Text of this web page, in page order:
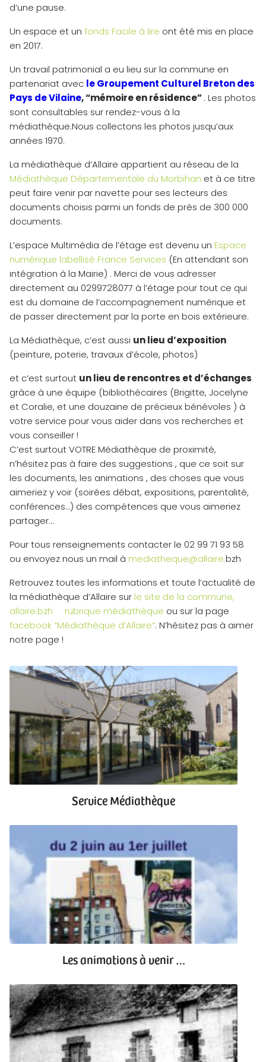
d’une pause.
Un espace et un fonds Facile à lire ont été mis en place
en 2017.
Un travail patrimonial a eu lieu sur la commune en
partenariat avec le Groupement Culturel Breton des
Pays de Vilaine, “mémoire en résidence”. Les photos
sont consultables sur rendez-vous à la
médiathèque.Nous collectons les photos jusqu’aux
années 1970.
La médiathèque d’Allaire appartient au réseau de la
Médiathèque Départementale du Morbihan et à ce titre
peut faire venir par navette pour ses lecteurs des
documents choisis parmi un fonds de près de 300 000
documents.
L’espace Multimédia de l’étage est devenu un Espace
numérique labellisé France Services (En attendant son
intégration à la Mairie) . Merci de vous adresser
directement au 0299728077 à l’étage pour tout ce qui
est du domaine de l’accompagnement numérique et
de passer directement par la porte en bois extérieure.
La Médiathèque, c’est aussi un lieu d’exposition
(peinture, poterie, travaux d’école, photos)
et c’est surtout un lieu de rencontres et d’échanges
grâce à une équipe (bibliothécaires (Brigitte, Jocelyne
et Coralie, et une douzaine de précieux bénévoles ) à
votre service pour vous aider dans vos recherches et
vous conseiller !
C’est surtout VOTRE Médiathèque de proximité,
n’hésitez pas à faire des suggestions , que ce soit sur
les documents, les animations , des choses que vous
aimeriez y voir (soirées débat, expositions, parentalité,
conférences…) des compétences que vous aimeriez
partager…
Pour tous renseignements contacter le 02 99 71 93 58
ou envoyez nous un mail à mediatheque@allaire.bzh
Retrouvez toutes les informations et toute l’actualité de
la médiathèque d’Allaire sur le site de la commune,
allaire.bzh rubrique médiathèque ou sur la page
facebook “Médiathèque d’Allaire”. N’hésitez pas à aimer
notre page !
Service Médiathèque
Les animations à venir …